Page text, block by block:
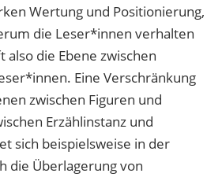
Wertung und Positionierung,
die Leser*innen verhalten
die Ebene zwischen
Eine Verschränkung
zwischen Figuren und
Erzählinstanz und
sich beispielsweise in der
die Überlagerung von